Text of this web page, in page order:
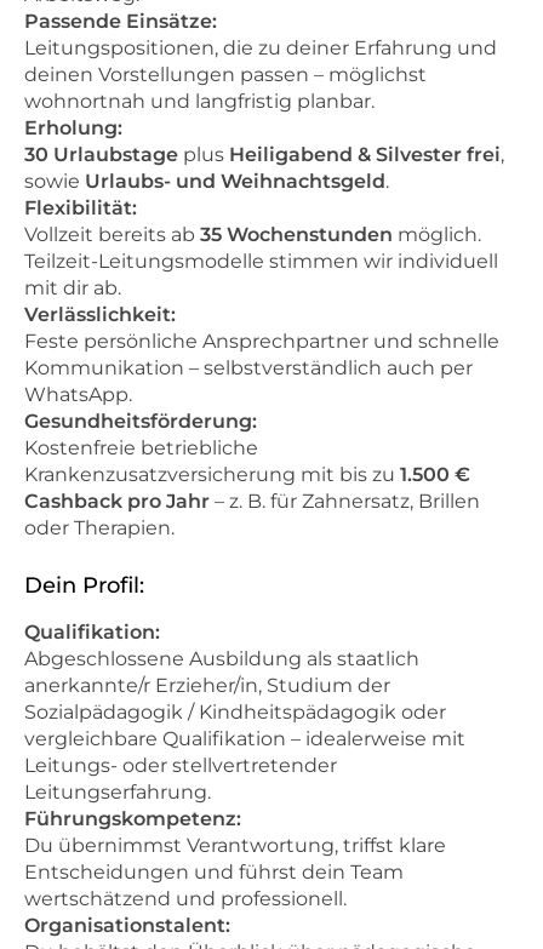
Passende Einsätze:
Leitungspositionen, die zu deiner Erfahrung und
deinen Vorstellungen passen – möglichst
wohnortnah und langfristig planbar.
Erholung:
30 Urlaubstage plus Heiligabend & Silvester frei,
sowie Urlaubs- und Weihnachtsgeld.
Flexibilität:
Vollzeit bereits ab 35 Wochenstunden möglich.
Teilzeit-Leitungsmodelle stimmen wir individuell
mit dir ab.
Verlässlichkeit:
Feste persönliche Ansprechpartner und schnelle
Kommunikation – selbstverständlich auch per
WhatsApp.
Gesundheitsförderung:
Kostenfreie betriebliche
Krankenzusatzversicherung mit bis zu 1.500 €
Cashback pro Jahr – z. B. für Zahnersatz, Brillen
oder Therapien.
Dein Profil:
Qualifikation:
Abgeschlossene Ausbildung als staatlich
anerkannte/r Erzieher/in, Studium der
Sozialpädagogik / Kindheitspädagogik oder
vergleichbare Qualifikation – idealerweise mit
Leitungs- oder stellvertretender
Leitungserfahrung.
Führungskompetenz:
Du übernimmst Verantwortung, triffst klare
Entscheidungen und führst dein Team
wertschätzend und professionell.
Organisationstalent: